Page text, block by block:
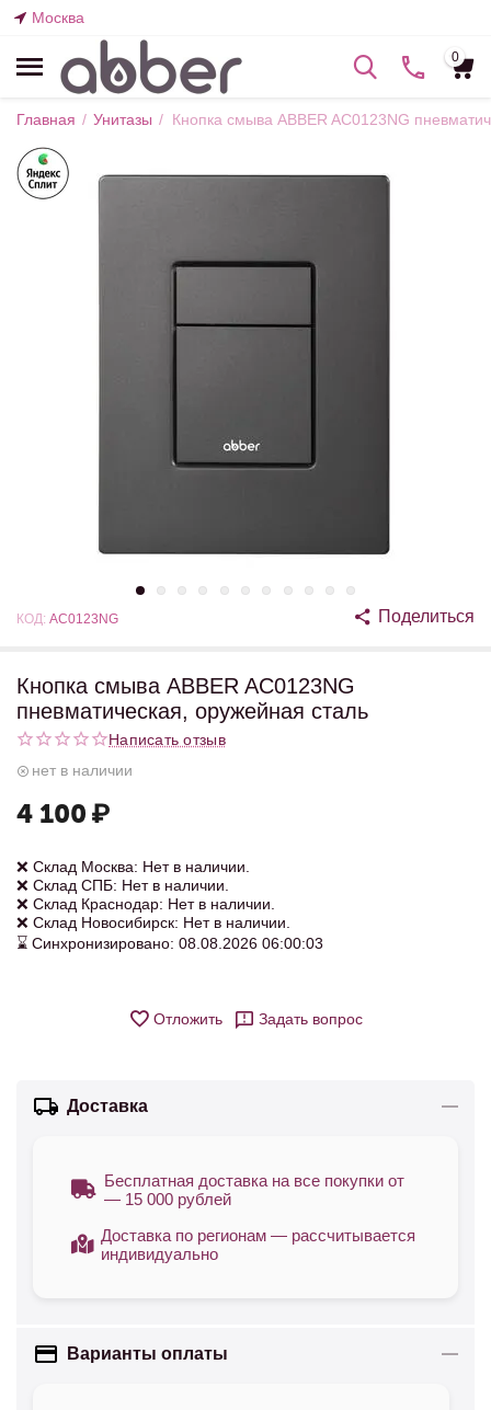
Москва
0
Главная / Унитазы / Кнопка смыва ABBER AC0123NG
КОД: AC0123NG Поделиться
Кнопка смыва ABBER AC0123NG
пневматическая, оружейная сталь
Написать отзыв
нет в наличии
4 100 ₽
❌ Склад Москва: Нет в наличии.
❌ Склад СПБ: Нет в наличии.
❌ Склад Краснодар: Нет в наличии.
❌ Склад Новосибирск: Нет в наличии.
⌛ Синхронизировано: 08.08.2026 06:00:03
Отложить Задать вопрос
Доставка
Бесплатная доставка на все покупки от
— 15 000 рублей
Доставка по регионам — рассчитывается
индивидуально
Варианты оплаты